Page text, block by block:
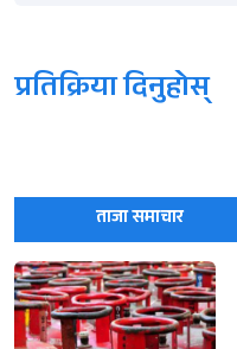
प्रतिक्रिया दिनुहोस्
ताजा समाचार